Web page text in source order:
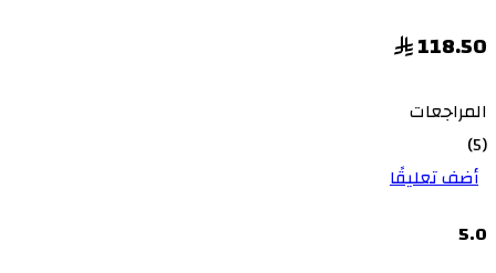
118.50
المراجعات
(5)
أضف تعليقًا
5.0